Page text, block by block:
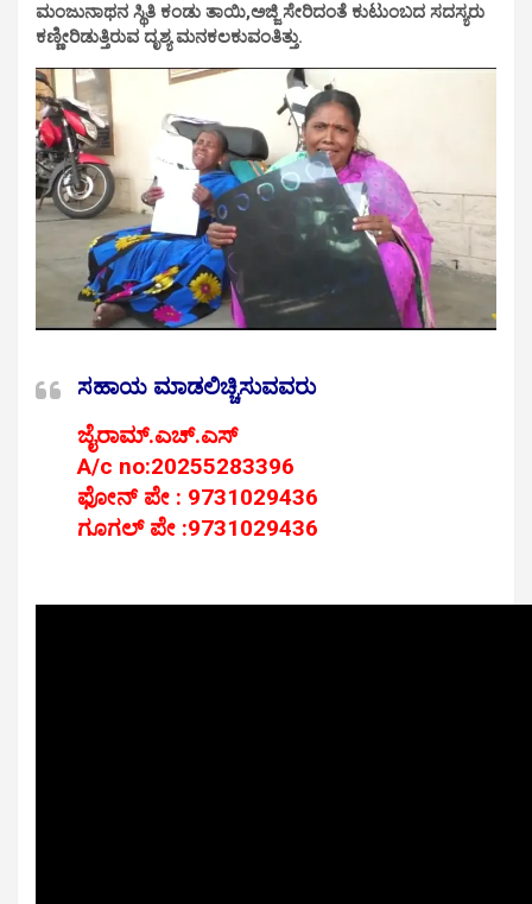
ಮಂಜುನಾಥನ ಸ್ಥಿತಿ ಕಂಡು ತಾಯಿ,ಅಜ್ಜಿ ಸೇರಿದಂತೆ ಕುಟುಂಬದ ಸದಸ್ಯರು
ಕಣ್ಣೀರಿಡುತ್ತಿರುವ ದೃಶ್ಯ ಮನಕಲಕುವಂತಿತ್ತು.
ಸಹಾಯ ಮಾಡಲಿಚ್ಚಿಸುವವರು
ಜೈರಾಮ್.ಎಚ್.ಎಸ್
A/c no:20255283396
ಫೋನ್ ಪೇ : 9731029436
ಗೂಗಲ್ ಪೇ :9731029436